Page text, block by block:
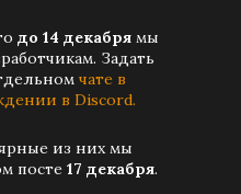
до 14 декабря мы
Задать
чате в
в Discord.
из них мы
посте 17 декабря.